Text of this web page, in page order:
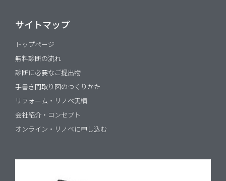
サイトマップ
トップページ
無料診断の流れ
診断に必要なご提出物
手書き間取り図のつくりかた
リフォーム・リノベ実績
会社紹介・コンセプト
オンライン・リノベに申し込む